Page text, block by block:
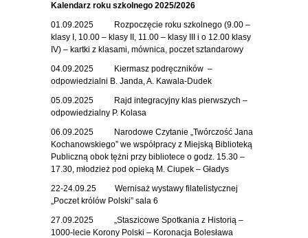
Kalendarz roku szkolnego 2025/2026
01.09.2025 Rozpoczęcie roku szkolnego (9.00 –
klasy I, 10.00 – klasy II, 11.00 – klasy III i o 12.00 klasy
IV) – kartki z klasami, mównica, poczet sztandarowy
04.09.2025 Kiermasz podręczników –
odpowiedzialni B. Janda, A. Kawala-Dudek
05.09.2025 Rajd integracyjny klas pierwszych –
odpowiedzialny P. Kolasa
06.09.2025 Narodowe Czytanie „Twórczość Jana
Kochanowskiego” we współpracy z Miejską Biblioteką
Publiczną obok tężni przy bibliotece o godz. 15.30 –
17.30, młodzież pod opieką M. Ciupek – Gładys
22-24.09.25 Wernisaż wystawy filatelistycznej
„Poczet królów Polski” sala 6
27.09.2025 „Staszicowe Spotkania z Historią –
1000-lecie Korony Polski – Koronacja Bolesława